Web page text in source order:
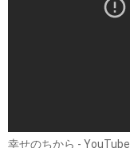
幸せのちから - YouTube